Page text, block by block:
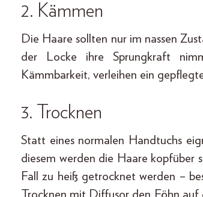
2. Kämmen
Die Haare sollten nur im nassen
der Locke ihre Sprungkraft
Kämmbarkeit, verleihen ein
3. Trocknen
Statt eines normalen Handtuchs
diesem werden die Haare kopfüber
Fall zu heiß getrocknet werden –
Trocknen mit Diffusor den Föhn auf